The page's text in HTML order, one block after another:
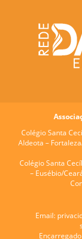
Colégio Santa
Aldeota –
Colégio Santa
– Eusébio/
Email: